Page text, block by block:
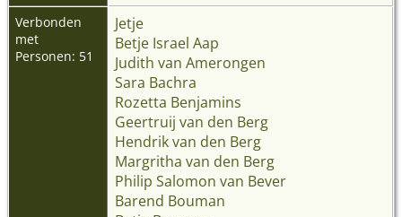
Verbonden
met
Personen: 51
Jetje
Betje Israel Aap
Judith van Amerongen
Sara Bachra
Rozetta Benjamins
Geertruij van den Berg
Hendrik van den Berg
Margritha van den Berg
Philip Salomon van Bever
Barend Bouman